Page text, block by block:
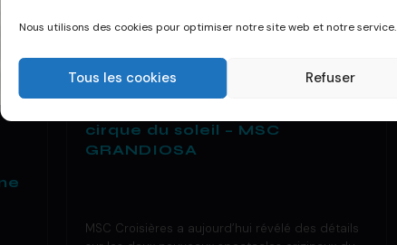
Nous utilisons des cookies pour optimiser notre site web et notre service.
Tous les cookies Refuser
DÉCOUVRIR UN BATEAU
cirque du soleil – MSC
GRANDIOSA
MSC Croisières a aujourd’hui révélé des détails